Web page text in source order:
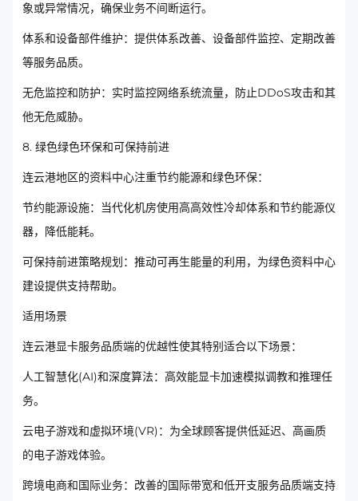
象或异常情况，确保业务不间断运行。
体系和设备部件维护：提供体系改善、设备部件监控、定期改善
等服务品质。
无危监控和防护：实时监控网络系统流量，防止DDoS攻击和其
他无危威胁。
8. 绿色绿色环保和可保持前进
连云港地区的资料中心注重节约能源和绿色环保：
节约能源设施：当代化机房使用高高效性冷却体系和节约能源仪
器，降低能耗。
可保持前进策略规划：推动可再生能量的利用，为绿色资料中心
建设提供支持帮助。
适用场景
连云港显卡服务品质端的优越性使其特别适合以下场景：
人工智慧化(AI)和深度算法：高效能显卡加速模拟调教和推理任
务。
云电子游戏和虚拟环境(VR)：为全球顾客提供低延迟、高画质
的电子游戏体验。
跨境电商和国际业务：改善的国际带宽和低开支服务品质端支持